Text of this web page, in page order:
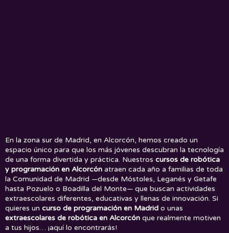
En la zona sur de Madrid, en Alcorcón, hemos creado un
espacio único para que los más jóvenes descubran la tecnología
de una forma divertida y práctica. Nuestros cursos de robótica
y programación en Alcorcón atraen cada año a familias de toda
la Comunidad de Madrid —desde Móstoles, Leganés y Getafe
hasta Pozuelo o Boadilla del Monte— que buscan actividades
extraescolares diferentes, educativas y llenas de innovación. Si
quieres un curso de programación en Madrid o unas
extraescolares de robótica en Alcorcón que realmente motiven
a tus hijos… ¡aquí lo encontrarás!